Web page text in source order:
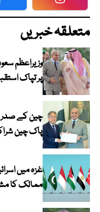
متعلقہ خبریں
وزیراعظم
پر تپاک
چین کے صدر
پاک چین
ممالک کا